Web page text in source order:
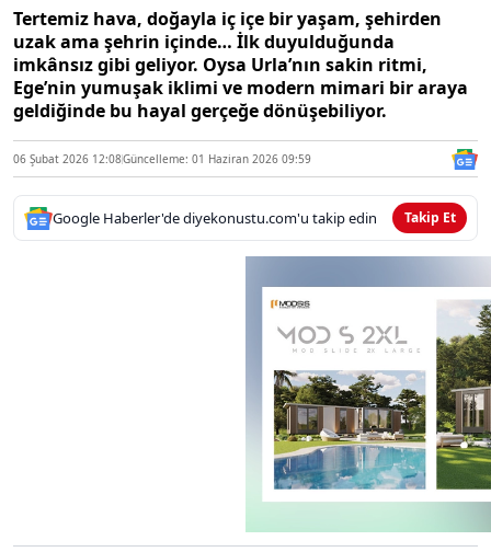
Tertemiz hava, doğayla iç içe bir yaşam, şehirden
uzak ama şehrin içinde… İlk duyulduğunda
imkânsız gibi geliyor. Oysa Urla’nın sakin ritmi,
Ege’nin yumuşak iklimi ve modern mimari bir araya
geldiğinde bu hayal gerçeğe dönüşebiliyor.
06 Şubat 2026 12:08Güncelleme: 01 Haziran 2026 09:59
Google Haberler'de diyekonustu.com'u takip edin Takip Et